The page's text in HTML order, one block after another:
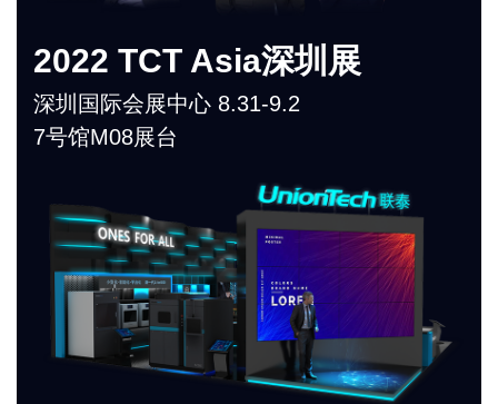
2022 TCT Asia深圳展
深圳国际会展中心 8.31-9.2
7号馆M08展台